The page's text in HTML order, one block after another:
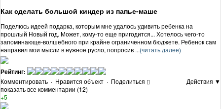
Как сделать большой киндер из папье-маше
Поделюсь идеей подарка, которым мне удалось удивить ребенка на
прошлый Новый год. Может, кому-то еще пригодится... Хотелось чего-то
запоминающе-волшебного при крайне ограниченном бюджете. Ребенок сам
направил мои мысли в нужное русло, попросив ...(читать далее)
Рейтинг:
Комментировать · Нравится объект · Поделиться
Действия ▼
показать все комментарии (12)
+5